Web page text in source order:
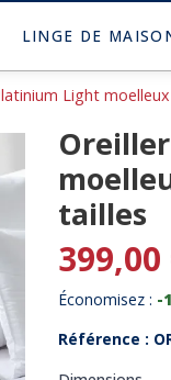
LINGE DE
Light
tailles
399,00
Économisez : -
Référence :